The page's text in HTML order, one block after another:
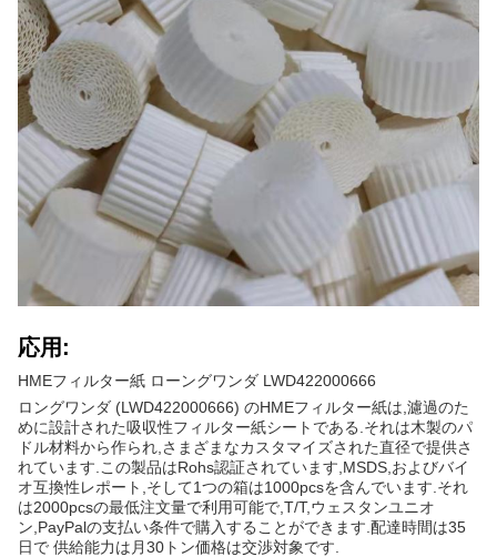
応用:
HMEフィルター紙 ローングワンダ LWD422000666
ロングワンダ (LWD422000666) のHMEフィルター紙は,濾過のた
めに設計された吸収性フィルター紙シートである.それは木製のパ
ドル材料から作られ,さまざまなカスタマイズされた直径で提供さ
れています.この製品はRohs認証されています,MSDS,およびバイ
オ互換性レポート,そして1つの箱は1000pcsを含んでいます.それ
は2000pcsの最低注文量で利用可能で,T/T,ウェスタンユニオ
ン,PayPalの支払い条件で購入することができます.配達時間は35
日で 供給能力は月30トン価格は交渉対象です.